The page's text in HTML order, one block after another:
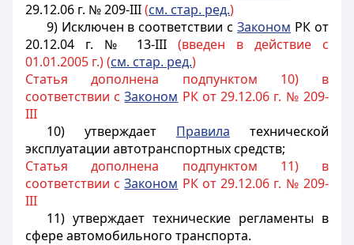
29.12.06 г. № 209-III(см. стар. ред.)
9) Исключен в соответствии сЗаконом РК от
20.12.04 г. № 13-III (введен в действие с
01.01.2005 г.) (см. стар. ред.)
Статья дополнена подпунктом 10) в
соответствии сЗаконом РК от 29.12.06 г. № 209-
III
10) утверждает Правила технической
эксплуатации автотранспортных средств;
Статья дополнена подпунктом 11) в
соответствии сЗаконом РК от 29.12.06 г. № 209-
III
11) утверждает технические регламенты в
сфере автомобильного транспорта.